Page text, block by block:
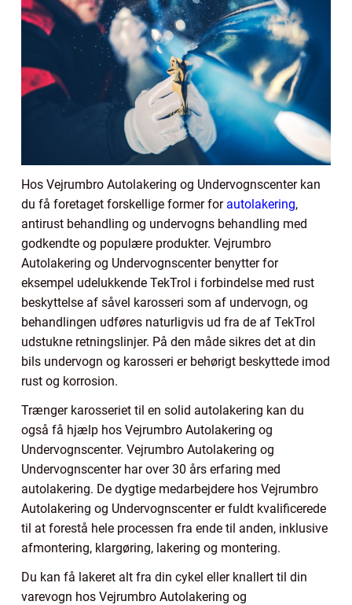
Hos Vejrumbro Autolakering og Undervognscenter kan
du få foretaget forskellige former for autolakering,
antirust behandling og undervogns behandling med
godkendte og populære produkter. Vejrumbro
Autolakering og Undervognscenter benytter for
eksempel udelukkende TekTrol i forbindelse med rust
beskyttelse af såvel karosseri som af undervogn, og
behandlingen udføres naturligvis ud fra de af TekTrol
udstukne retningslinjer. På den måde sikres det at din
bils undervogn og karosseri er behørigt beskyttede imod
rust og korrosion.
Trænger karosseriet til en solid autolakering kan du
også få hjælp hos Vejrumbro Autolakering og
Undervognscenter. Vejrumbro Autolakering og
Undervognscenter har over 30 års erfaring med
autolakering. De dygtige medarbejdere hos Vejrumbro
Autolakering og Undervognscenter er fuldt kvalificerede
til at forestå hele processen fra ende til anden, inklusive
afmontering, klargøring, lakering og montering.
Du kan få lakeret alt fra din cykel eller knallert til din
varevogn hos Vejrumbro Autolakering og